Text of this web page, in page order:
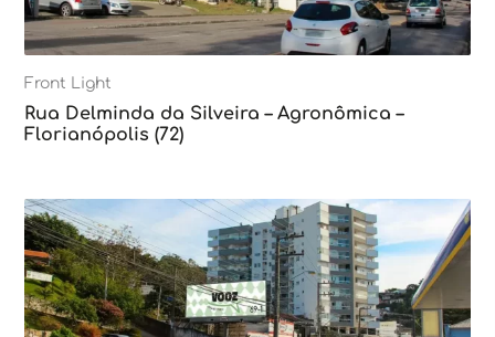
Front Light
Rua Delminda da Silveira – Agronômica –
Florianópolis (72)